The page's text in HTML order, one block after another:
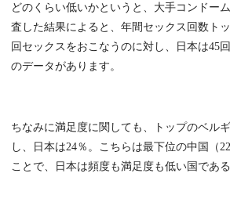
どのくらい低いかというと、大手コンドー
査した結果によると、年間セックス回数ト
回セックスをおこなうのに対し、日本は45
のデータがあります。
ちなみに満足度に関しても、トップのベル
し、日本は24％。こちらは最下位の中国（
ことで、日本は頻度も満足度も低い国であ